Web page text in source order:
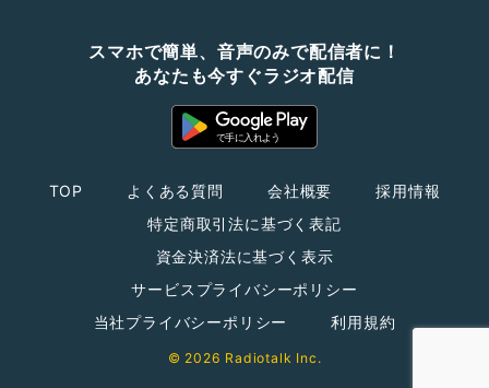
スマホで簡単、音声のみで配信者に！
あなたも今すぐラジオ配信
TOP よくある質問 会社概要
採用情報
特定商取引法に基づく表記
資金決済法に基づく表示
サービスプライバシーポリシー
当社プライバシーポリシー
利用規約
© 2026 Radiotalk Inc.